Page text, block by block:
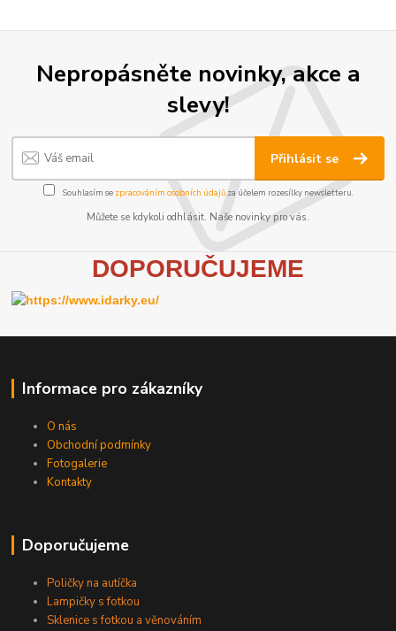
Nepropásněte novinky, akce a
slevy!
Přihlásit se
Souhlasím se zpracováním osobních údajůza účelem rozesílky newsletteru.
Můžete se kdykoli odhlásit. Naše novinky pro vás.
DOPORUČUJEME
Informace pro zákazníky
O nás
Obchodní podmínky
Fotogalerie
Kontakty
Doporučujeme
Poličky na autíčka
Lampičky s fotkou
Sklenice s fotkou a věnováním